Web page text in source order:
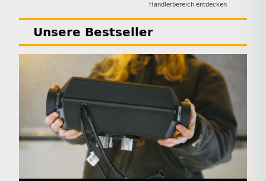
Händlerbereich entdecken
Unsere Bestseller